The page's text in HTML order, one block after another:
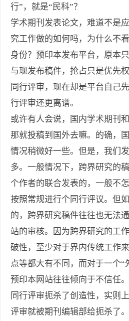
行”，就是“民科”？
学术期刊发表论文，难道不是
究工作做的如何吗，为什么不
身份？预印本发布平台，原本
与现发布稿件，抢占只是优先
同行评审，现在却是平台自己
行评审还更离谱。
或许有人会说，国内学术期刊
那就投稿到国外去嘛。的确，
情况稍微好一些。但是，我们
多。一般情况下，跨界研究的
个作者的联合发表的，一般不
按照常规进行个同行评议。但
的，跨界研究稿件往往也无法
站的审核。因为跨界研究的工
破性，至少对于界内传统工作
点等都大有不同，而对于一个“
预印本网站往往倾向于不信任
同行评审扼杀了创造性，实则
评审就被期刊编辑部给扼杀了。